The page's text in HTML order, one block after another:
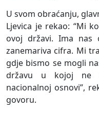
U svom obraćanju,
Ljevica je rekao: “Mi
ovoj državi. Ima
zanemariva cifra. Mi
gdje bismo se mogli
državu u kojoj ne
nacionalnoj osnovi”,
govoru.